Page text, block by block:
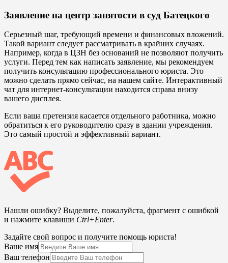
Заявление на центр занятости в суд Батецкого
Серьезный шаг, требующий времени и финансовых вложений.
Такой вариант следует рассматривать в крайних случаях.
Например, когда в ЦЗН без оснований не позволяют получить
услуги. Перед тем как написать заявление, мы рекомендуем
получить консультацию профессионального юриста. Это
можно сделать прямо сейчас, на нашем сайте. Интерактивный
чат для интернет-консультации находится справа внизу
вашего дисплея.
Если ваша претензия касается отдельного работника, можно
обратиться к его руководителю сразу в здании учреждения.
Это самый простой и эффективный вариант.
Нашли ошибку? Выделите, пожалуйста, фрагмент с ошибкой
и нажмите клавиши Ctrl+Enter.
Задайте свой вопрос и получите помощь юриста!
Ваше имя
Ваш телефон